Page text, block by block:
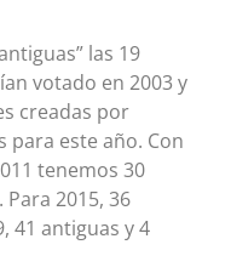
las 19
votado en 2003 y
creadas por
para este año. Con
tenemos 30
2015, 36
41 antiguas y 4